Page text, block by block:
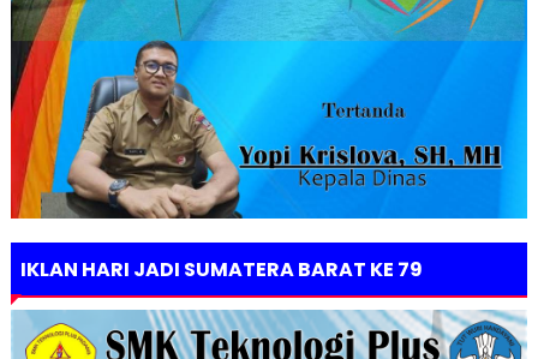
IKLAN HARI JADI SUMATERA BARAT KE 79